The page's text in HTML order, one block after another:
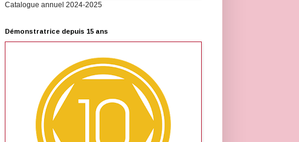
Catalogue annuel 2024-2025
Démonstratrice depuis 15 ans